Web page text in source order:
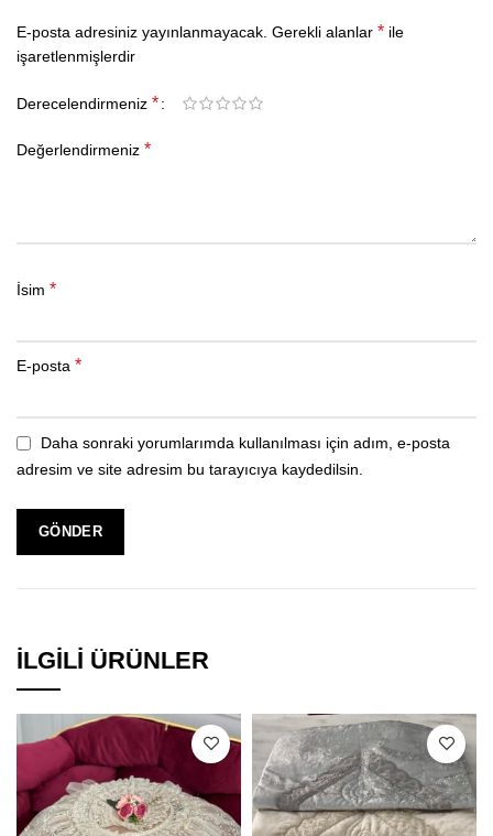
E-posta adresiniz yayınlanmayacak. Gerekli alanlar * ile
işaretlenmişlerdir
Derecelendirmeniz *
Değerlendirmeniz *
İsim *
E-posta *
Daha sonraki yorumlarımda kullanılması için adım, e-posta
adresim ve site adresim bu tarayıcıya kaydedilsin.
İLGILI ÜRÜNLER